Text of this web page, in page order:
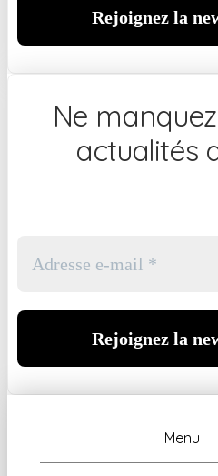
Ne
actualités
Menu